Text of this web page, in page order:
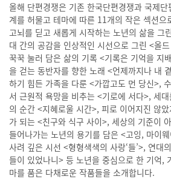
올해 단편경쟁은 기존 한국단편경쟁과 국제
계를 허물고 테마에 따른 11개의 작은 섹션으
고뇌를 딛고 새롭게 시작하는 노년의 삶을 그
대 간의 공감을 인상적인 시선으로 그린 <올
꾹꾹 눌러 담은 삶의 기록 <기록은 기억을 지
을 걷는 동반자를 향한 노래 <언제까지나 내
하기 힘든 가족을 다룬 <가깝고도 먼 당신>,
서 근원적 욕망을 비추는 <기로에 서다>, 세
의 순간 <지혜로울 시간>, 피로 이어지진 않
가 되는 <친구와 식구 사이>, 세상의 기준이
들어나가는 노년의 용기를 담은 <고잉, 마이
사려 깊은 시선 <형형색색의 사랑‘들’>, 연대
들이 있었나니> 등 노년을 중심으로 한 기억,
마를 품은 다채로운 작품들을 소개합니다.